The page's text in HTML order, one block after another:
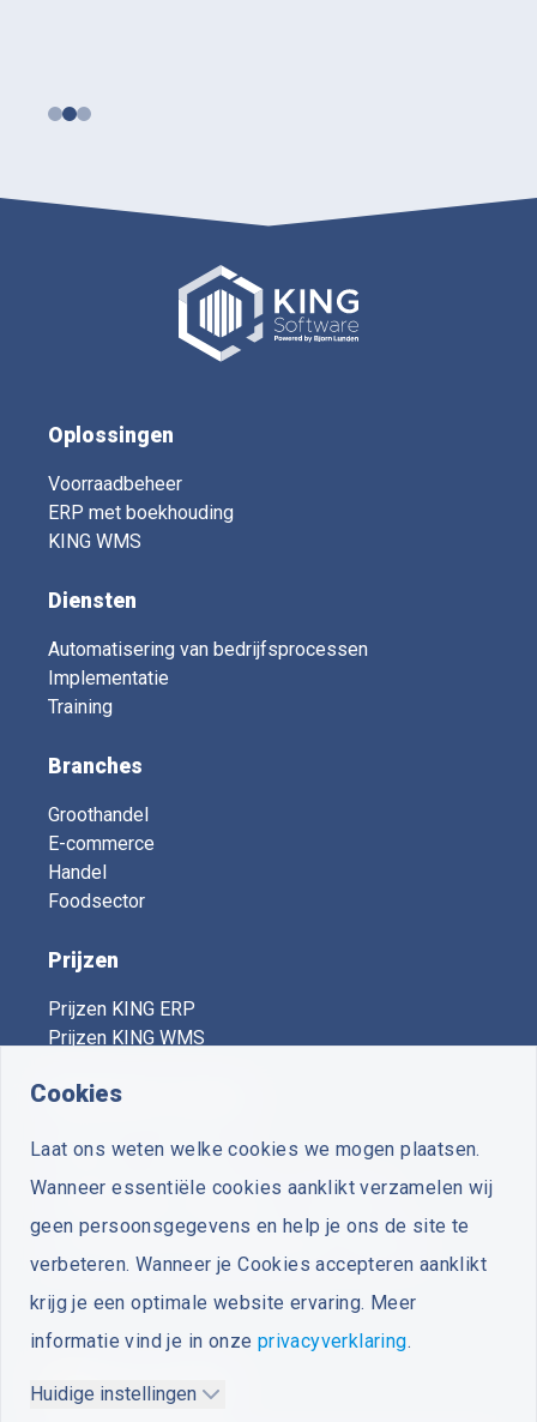
Oplossingen
Voorraadbeheer
ERP met boekhouding
KING WMS
Diensten
Automatisering van bedrijfsprocessen
Implementatie
Training
Branches
Groothandel
E-commerce
Handel
Foodsector
Prijzen
Prijzen KING ERP
Prijzen KING WMS
KING Expert Centers
Vooruit - Voorthuizen
Plus Business Software- Zuidwolde
Cookies
Laat ons weten welke cookies we mogen plaatsen.
Wanneer essentiële cookies aanklikt verzamelen wij
geen persoonsgegevens en help je ons de site te
verbeteren. Wanneer je Cookies accepteren aanklikt
krijg je een optimale website ervaring. Meer
informatie vind je in onze privacyverklaring.
Huidige instellingen